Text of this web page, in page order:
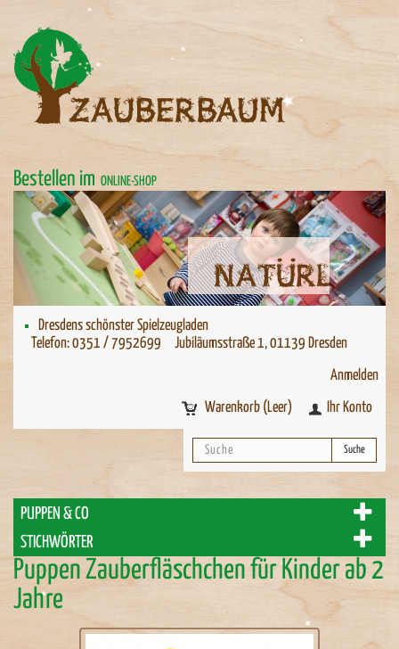
Bestellen im ONLINE-SHOP
Natürlich spielen
Dresdens schönster Spielzeugladen
Telefon: 0351 / 7952699 Jubiläumsstraße 1, 01139 Dresden
Anmelden
Warenkorb (Leer) Ihr Konto
Suche
PUPPEN & CO
STICHWÖRTER
Puppen Zauberfläschchen für Kinder ab 2
Jahre